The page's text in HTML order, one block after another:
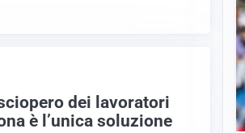
dei lavoratori
è l’unica soluzione